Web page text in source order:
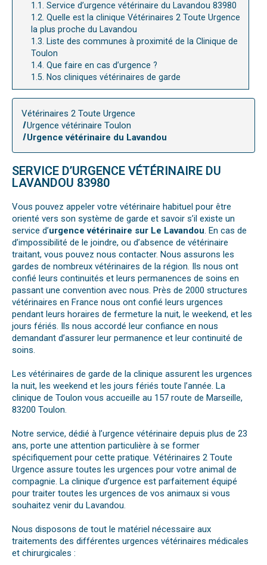
1.1. Service d’urgence vétérinaire du Lavandou 83980
1.2. Quelle est la clinique Vétérinaires 2 Toute Urgence
la plus proche du Lavandou
1.3. Liste des communes à proximité de la Clinique de
Toulon
1.4. Que faire en cas d’urgence ?
1.5. Nos cliniques vétérinaires de garde
Vétérinaires 2 Toute Urgence
Urgence vétérinaire Toulon
Urgence vétérinaire du Lavandou
SERVICE D’URGENCE VÉTÉRINAIRE DU
LAVANDOU 83980
Vous pouvez appeler votre vétérinaire habituel pour être
orienté vers son système de garde et savoir s’il existe un
service d’urgence vétérinaire sur Le Lavandou. En cas de
d’impossibilité de le joindre, ou d’absence de vétérinaire
traitant, vous pouvez nous contacter. Nous assurons les
gardes de nombreux vétérinaires de la région. Ils nous ont
confié leurs continuités et leurs permanences de soins en
passant une convention avec nous. Près de 2000 structures
vétérinaires en France nous ont confié leurs urgences
pendant leurs horaires de fermeture la nuit, le weekend, et les
jours fériés. Ils nous accordé leur confiance en nous
demandant d’assurer leur permanence et leur continuité de
soins.
Les vétérinaires de garde de la clinique assurent les urgences
la nuit, les weekend et les jours fériés toute l’année. La
clinique de Toulon vous accueille au 157 route de Marseille,
83200 Toulon.
Notre service, dédié à l’urgence vétérinaire depuis plus de 23
ans, porte une attention particulière à se former
spécifiquement pour cette pratique. Vétérinaires 2 Toute
Urgence assure toutes les urgences pour votre animal de
compagnie. La clinique d’urgence est parfaitement équipé
pour traiter toutes les urgences de vos animaux si vous
souhaitez venir du Lavandou.
Nous disposons de tout le matériel nécessaire aux
traitements des différentes urgences vétérinaires médicales
et chirurgicales :